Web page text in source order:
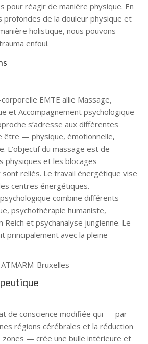
pour réagir de manière physique. En
profondes de la douleur physique et
holistique, nous pouvons
enfoui.
EMTE allie Massage,
et Accompagnement psychologique
s’adresse aux différentes
être — physique, émotionnelle,
L’objectif du massage est de
physiques et les blocages
reliés. Le travail énergétique vise
centres énergétiques.
combine différents
psychothérapie humaniste,
Reich et psychanalyse jungienne. Le
principalement avec la pleine
Bruxelles
de conscience modifiée qui — par
régions cérébrales et la réduction
zones — crée une bulle intérieure et